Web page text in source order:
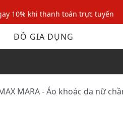
10% khi thanh toán trực tuyến
10% đơn đầu cho thành viên mới!
10% khi thanh toán trực tuyến
ĐỒ GIA DỤNG
MAX MARA - Áo khoác da nữ